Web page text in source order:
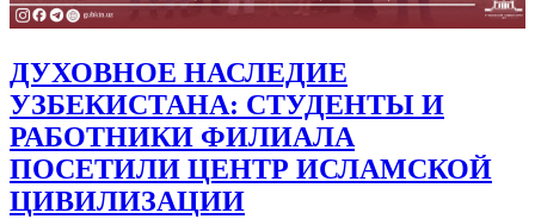
ДУХОВНОЕ НАСЛЕДИЕ
УЗБЕКИСТАНА: СТУДЕНТЫ И
РАБОТНИКИ ФИЛИАЛА
ПОСЕТИЛИ ЦЕНТР ИСЛАМСКОЙ
ЦИВИЛИЗАЦИИ